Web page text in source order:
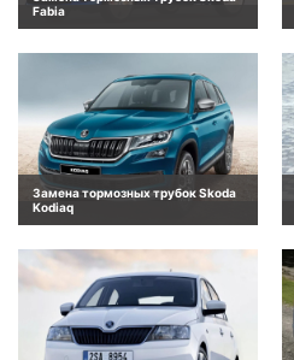
Fabia
Замена тормозных трубок Skoda
Kodiaq